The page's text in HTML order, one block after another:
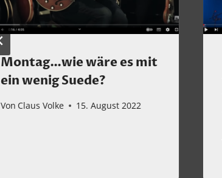
Montag…wie wäre es mit
ein wenig Suede?
Von Claus Volke 15. August 2022